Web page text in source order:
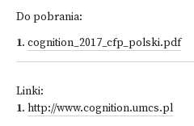
Do pobrania:
1. cognition_2017_cfp_polski.pdf
Linki:
1. http://www.cognition.umcs.pl